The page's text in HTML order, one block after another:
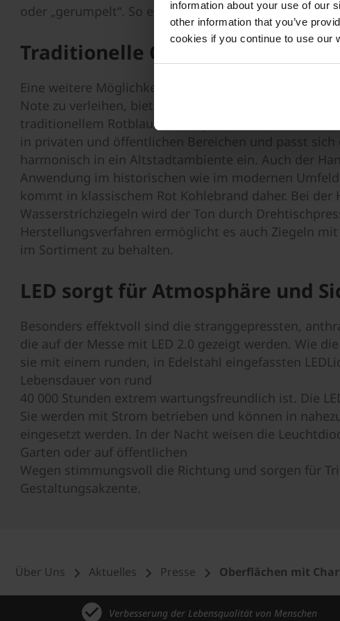
information about your use of our
other information that you’ve
cookies if you continue to use our
oder „gerumpelt“. So entstehen die
Traditionelle Optik bleibt aktuell
Eine weitere Möglichkeit, mit einem rustikalen
Note zu verleihen, bieten die Handstrich-
traditionellem Rotblaubunt ist prädestiniert für die
in privaten und öffentlichen Bereichen und passt
harmonisch in ein Altstadtambiente ein. Auch der
Anwendung im historischen wie im modernen
kommt in klassischem Rot Kohlebrand daher. Bei
Wasserstrichziegeln wird der Ton durch
Herstellungsverfahren ermöglicht es auch Ziegeln
im Sortiment zu behalten.
LED sorgt für Atmosphäre und
Besonders effektvoll sind die stranggepressten,
die auf der Messe mit LED 2.0 gezeigt werden. Wie
sie mit einem runden, in Edelstahl eingefassten
Lebensdauer von rund
40 000 Stunden extrem wartungsfreundlich ist. Die
Sie werden mit Strom betrieben und können in
eingesetzt werden. In der Nacht weisen die
Garten oder auf öffentlichen
Wegen stimmungsvoll die Richtung und sorgen für
Gestaltungsakzente.
Über Uns Aktuelles Presse Oberflächen mit
Verbesserung der Lebensqualität von Menschen